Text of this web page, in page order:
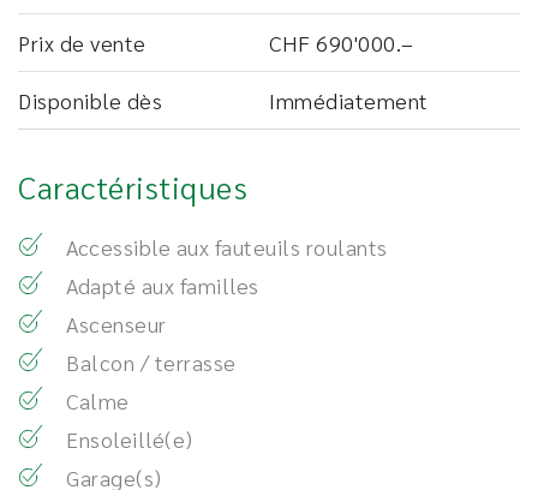
Prix ​​de vente CHF 690'000.–
Disponible dès Immédiatement
Caractéristiques
Accessible aux fauteuils roulants
Adapté aux familles
Ascenseur
Balcon / terrasse
Calme
Ensoleillé(e)
Garage(s)